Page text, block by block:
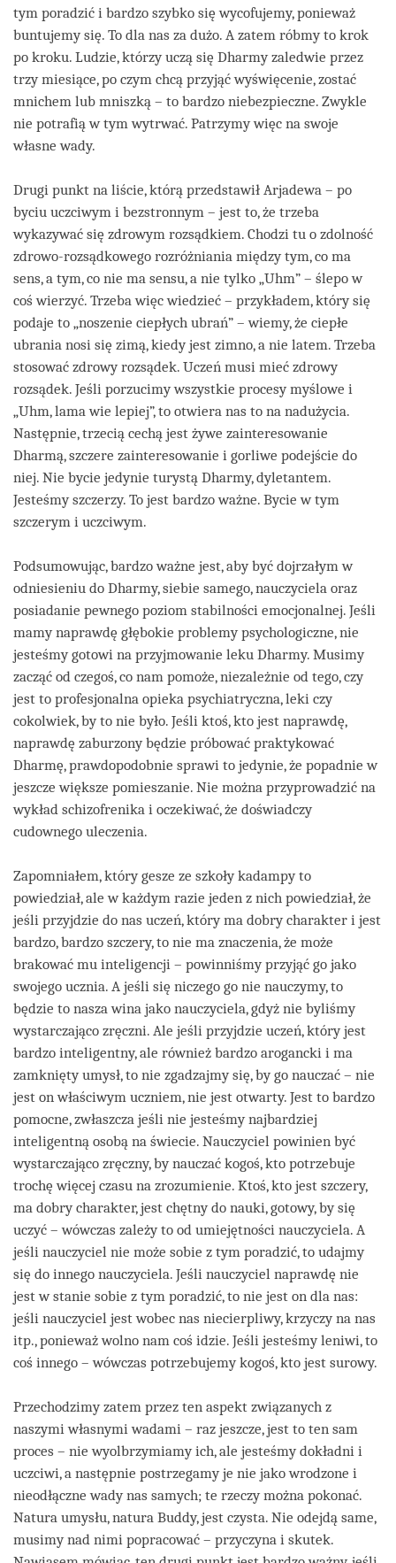
tym poradzić i bardzo szybko się wycofujemy, ponieważ
buntujemy się. To dla nas za dużo. A zatem róbmy to krok
po kroku. Ludzie, którzy uczą się Dharmy zaledwie przez
trzy miesiące, po czym chcą przyjąć wyświęcenie, zostać
mnichem lub mniszką – to bardzo niebezpieczne. Zwykle
nie potrafią w tym wytrwać. Patrzymy więc na swoje
własne wady.
Drugi punkt na liście, którą przedstawił Arjadewa – po
byciu uczciwym i bezstronnym – jest to, że trzeba
wykazywać się zdrowym rozsądkiem. Chodzi tu o zdolność
zdrowo-rozsądkowego rozróżniania między tym, co ma
sens, a tym, co nie ma sensu, a nie tylko „Uhm” – ślepo w
coś wierzyć. Trzeba więc wiedzieć – przykładem, który się
podaje to „noszenie ciepłych ubrań” – wiemy, że ciepłe
ubrania nosi się zimą, kiedy jest zimno, a nie latem. Trzeba
stosować zdrowy rozsądek. Uczeń musi mieć zdrowy
rozsądek. Jeśli porzucimy wszystkie procesy myślowe i
„Uhm, lama wie lepiej”, to otwiera nas to na nadużycia.
Następnie, trzecią cechą jest żywe zainteresowanie
Dharmą, szczere zainteresowanie i gorliwe podejście do
niej. Nie bycie jedynie turystą Dharmy, dyletantem.
Jesteśmy szczerzy. To jest bardzo ważne. Bycie w tym
szczerym i uczciwym.
Podsumowując, bardzo ważne jest, aby być dojrzałym w
odniesieniu do Dharmy, siebie samego, nauczyciela oraz
posiadanie pewnego poziom stabilności emocjonalnej. Jeśli
mamy naprawdę głębokie problemy psychologiczne, nie
jesteśmy gotowi na przyjmowanie leku Dharmy. Musimy
zacząć od czegoś, co nam pomoże, niezależnie od tego, czy
jest to profesjonalna opieka psychiatryczna, leki czy
cokolwiek, by to nie było. Jeśli ktoś, kto jest naprawdę,
naprawdę zaburzony będzie próbować praktykować
Dharmę, prawdopodobnie sprawi to jedynie, że popadnie w
jeszcze większe pomieszanie. Nie można przyprowadzić na
wykład schizofrenika i oczekiwać, że doświadczy
cudownego uleczenia.
Zapomniałem, który gesze ze szkoły kadampy to
powiedział, ale w każdym razie jeden z nich powiedział, że
jeśli przyjdzie do nas uczeń, który ma dobry charakter i jest
bardzo, bardzo szczery, to nie ma znaczenia, że może
brakować mu inteligencji – powinniśmy przyjąć go jako
swojego ucznia. A jeśli się niczego go nie nauczymy, to
będzie to nasza wina jako nauczyciela, gdyż nie byliśmy
wystarczająco zręczni. Ale jeśli przyjdzie uczeń, który jest
bardzo inteligentny, ale również bardzo arogancki i ma
zamknięty umysł, to nie zgadzajmy się, by go nauczać – nie
jest on właściwym uczniem, nie jest otwarty. Jest to bardzo
pomocne, zwłaszcza jeśli nie jesteśmy najbardziej
inteligentną osobą na świecie. Nauczyciel powinien być
wystarczająco zręczny, by nauczać kogoś, kto potrzebuje
trochę więcej czasu na zrozumienie. Ktoś, kto jest szczery,
ma dobry charakter, jest chętny do nauki, gotowy, by się
uczyć – wówczas zależy to od umiejętności nauczyciela. A
jeśli nauczyciel nie może sobie z tym poradzić, to udajmy
się do innego nauczyciela. Jeśli nauczyciel naprawdę nie
jest w stanie sobie z tym poradzić, to nie jest on dla nas:
jeśli nauczyciel jest wobec nas niecierpliwy, krzyczy na nas
itp., ponieważ wolno nam coś idzie. Jeśli jesteśmy leniwi, to
coś innego – wówczas potrzebujemy kogoś, kto jest surowy.
Przechodzimy zatem przez ten aspekt związanych z
naszymi własnymi wadami – raz jeszcze, jest to ten sam
proces – nie wyolbrzymiamy ich, ale jesteśmy dokładni i
uczciwi, a następnie postrzegamy je nie jako wrodzone i
nieodłączne wady nas samych; te rzeczy można pokonać.
Natura umysłu, natura Buddy, jest czysta. Nie odejdą same,
musimy nad nimi popracować – przyczyna i skutek.